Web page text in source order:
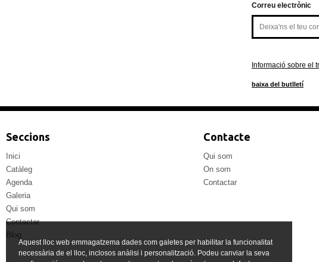
Correu electrònic
Informació sobre el
baixa del butlletí
Seccions
Inici
Catàleg
Agenda
Galeria
Qui som
Contactar
Blog
Contacte
Qui som
On som
Contactar
Aquest lloc web emmagatzema dades com galetes per habilitar la funcionalitat
necessària de el lloc, inclosos anàlisi i personalització. Podeu canviar la seva